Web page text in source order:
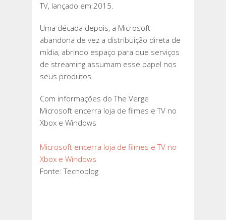
TV, lançado em 2015.
Uma década depois, a Microsoft
abandona de vez a distribuição direta de
mídia, abrindo espaço para que serviços
de streaming assumam esse papel nos
seus produtos.
Com informações do The Verge
Microsoft encerra loja de filmes e TV no
Xbox e Windows
Microsoft encerra loja de filmes e TV no
Xbox e Windows
Fonte: Tecnoblog